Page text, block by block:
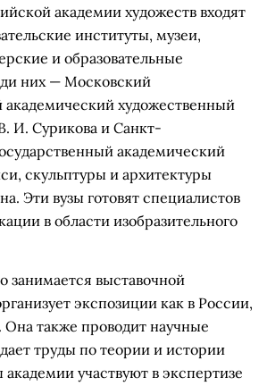
академии художеств входят
институты, музеи,
и образовательные
них — Московский
академический художественный
И. Сурикова и Санкт-
академический
скульптуры и архитектуры
Эти вузы готовят специалистов
в области изобразительного
занимается выставочной
экспозиции как в России,
Она также проводит научные
труды по теории и истории
участвуют в экспертизе